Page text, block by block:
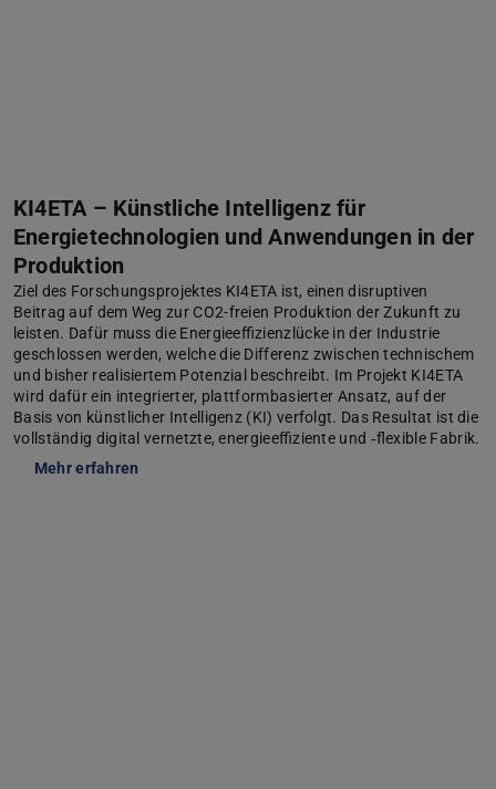
KI4ETA – Künstliche Intelligenz für
Energietechnologien und Anwendungen in der
Produktion
Ziel des Forschungsprojektes KI4ETA ist, einen disruptiven
Beitrag auf dem Weg zur CO2-freien Produktion der Zukunft zu
leisten. Dafür muss die Energieeffizienzlücke in der Industrie
geschlossen werden, welche die Differenz zwischen technischem
und bisher realisiertem Potenzial beschreibt. Im Projekt KI4ETA
wird dafür ein integrierter, plattformbasierter Ansatz, auf der
Basis von künstlicher Intelligenz (KI) verfolgt. Das Resultat ist die
vollständig digital vernetzte, energieeffiziente und ‑flexible Fabrik.
Mehr erfahren